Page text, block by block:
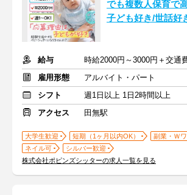
でも複数人保育で
子ども好き/世話好
給与
時給2000円～3000円＋交通
雇用形態
アルバイト・パート
シフト
週1日以上 1日2時間以上
アクセス
田無駅
大学生歓迎 短期（1ヶ月以内OK）
副業・Ｗ
ネイル可
シルバー歓迎
株式会社ポピンズシッターの求人一覧を見る